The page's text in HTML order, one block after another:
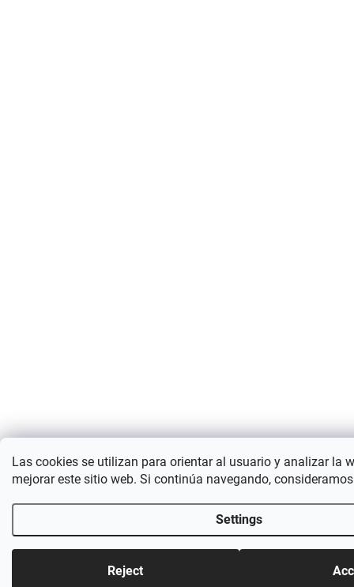
Las cookies se utilizan para orientar al usuario y analizar la
mejorar este sitio web. Si continúa navegando,
Settings
Reject